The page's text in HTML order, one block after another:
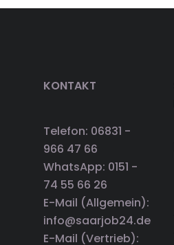
KONTAKT
Telefon: 06831 -
966 47 66
WhatsApp: 0151 -
74 55 66 26
E-Mail (Allgemein):
info@saarjob24.de
E-Mail (Vertrieb):